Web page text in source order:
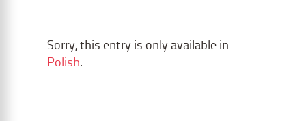
Sorry, this entry is only available in
Polish.